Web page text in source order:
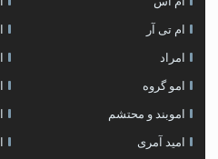
ام تی آر
امراد
امو گروه
اموبند و محتشم
امید آمری